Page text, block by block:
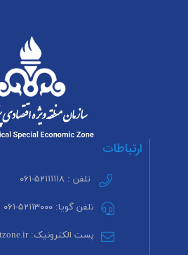
ارتباطات
تلفن : ۵۲۱۱۱۱۱۸-۰۶۱
تلفن گویا: ۵۲۱۱۳۰۰۰-۰۶۱
پست الکترونیک: info@petzone.ir